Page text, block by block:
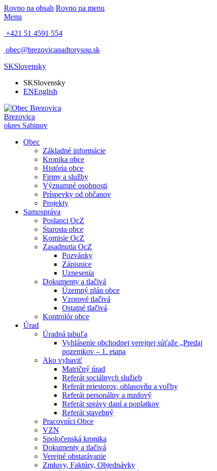
Rovno na obsah Rovno na menu
Menu
+421 51 4591 554
obec@brezovicanadtorysou.sk
SKSlovensky
SKSlovensky
ENEnglish
Brezovica
okres Sabinov
Obec
Základné informácie
Kronika obce
História obce
Firmy a služby
Významné osobnosti
Príspevky od občanov
Projekty
Samospráva
Poslanci OcZ
Starosta obce
Komisie OcZ
Zasadnutia OcZ
Pozvánky
Zápisnice
Uznesenia
Dokumenty a tlačivá
Územný plán obce
Vzorové tlačivá
Ostatné tlačivá
Kontrolór obce
Úrad
Úradná tabuľa
Vyhlásenie obchodnej verejnej súťaže „Predaj
pozemkov – 1. etapa
Ako vybaviť
Matričný úrad
Referát sociálnych služieb
Referát priestorov, ohlasovňu a voľby
Referát personálny a mzdový
Referát správy daní a poplatkov
Referát stavebný
Pracovníci Obce
VZN
Spoločenská kronika
Dokumenty a tlačivá
Verejné obstarávanie
Zmluvy, Faktúry, Objednávky